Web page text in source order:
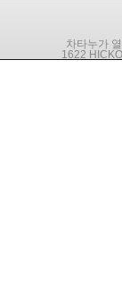
차타누가
1622